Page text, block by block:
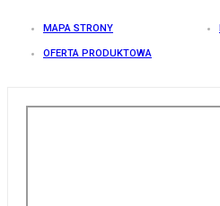
MAPA STRONY
OFERTA PRODUKTOWA